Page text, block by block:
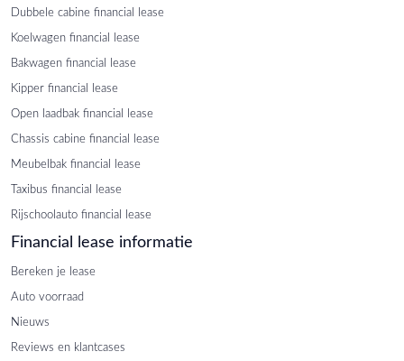
Dubbele cabine financial lease
Koelwagen financial lease
Bakwagen financial lease
Kipper financial lease
Open laadbak financial lease
Chassis cabine financial lease
Meubelbak financial lease
Taxibus financial lease
Rijschoolauto financial lease
Financial lease informatie
Bereken je lease
Auto voorraad
Nieuws
Reviews en klantcases